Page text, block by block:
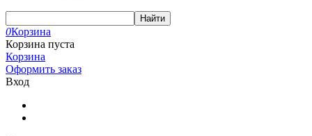
Найти
0Корзина
Корзина пуста
Корзина
Оформить заказ
Вход